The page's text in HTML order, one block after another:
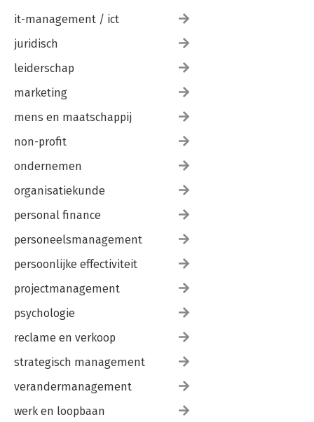
it-management / ict
juridisch
leiderschap
marketing
mens en maatschappij
non-profit
ondernemen
organisatiekunde
personal finance
personeelsmanagement
persoonlijke effectiviteit
projectmanagement
psychologie
reclame en verkoop
strategisch management
verandermanagement
werk en loopbaan